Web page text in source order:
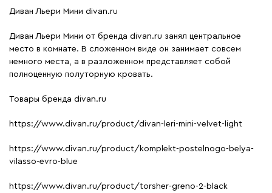
Диван Льери Мини divan.ru
Диван Льери Мини от бренда divan.ru занял центральное
место в комнате. В сложенном виде он занимает совсем
немного места, а в разложенном представляет собой
полноценную полуторную кровать.
Товары бренда divan.ru
https://www.divan.ru/product/divan-leri-mini-velvet-light
https://www.divan.ru/product/komplekt-postelnogo-belya-
vilasso-evro-blue
https://www.divan.ru/product/torsher-greno-2-black